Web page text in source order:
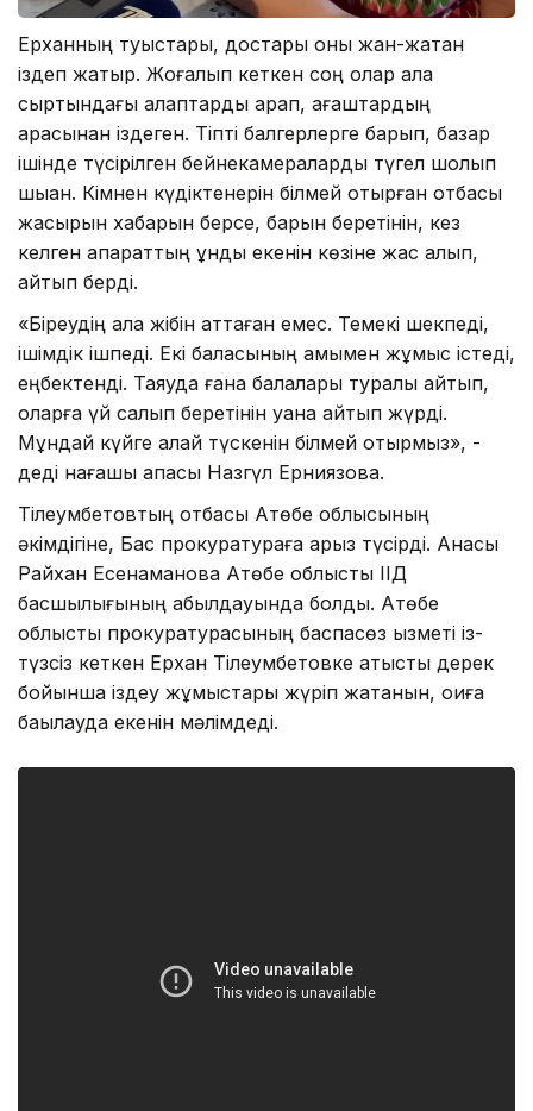
Ерханның туыстары, достары оны жан-жақтан
іздеп жатыр. Жоғалып кеткен соң олар қала
сыртындағы алқаптарды қарап, ағаштардың
арасынан іздеген. Тіпті балгерлерге барып, базар
ішінде түсірілген бейнекамераларды түгел шолып
шыққан. Кімнен күдіктенерін білмей отырған отбасы
жасырын хабарын берсе, барын беретінін, кез
келген ақпараттың құнды екенін көзіне жас алып,
айтып берді.
«Біреудің ала жібін аттаған емес. Темекі шекпеді,
ішімдік ішпеді. Екі баласының қамымен жұмыс істеді,
еңбектенді. Таяуда ғана балалары туралы айтып,
оларға үй салып беретінін қуана айтып жүрді.
Мұндай күйге қалай түскенін білмей отырмыз», -
деді нағашы апасы Назгүл Ерниязова.
Тілеумбетовтың отбасы Ақтөбе облысының
әкімдігіне, Бас прокуратураға арыз түсірді. Анасы
Райхан Есенаманова Ақтөбе облыстық ІІД
басшылығының қабылдауында болды. Ақтөбе
облыстық прокуратурасының баспасөз қызметі із-
түзсіз кеткен Ерхан Тілеумбетовке қатысты дерек
бойынша іздеу жұмыстары жүріп жатқанын, оқиға
бақылауда екенін мәлімдеді.